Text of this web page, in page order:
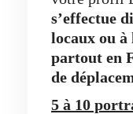
s’effectue
locaux ou
partout en
de
5 à 10